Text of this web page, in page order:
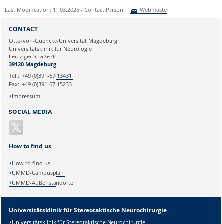
Last Modification: 11.03.2025 - Contact Person: Webmaster
Ihre E-Mailadresse:
Ihr Anliegen:
SOCIAL MEDIA
CONTACT
Otto-von-Guericke-Universität Magdeburg
Universitätsklinik für Neurologie
Leipziger Straße 44
39120 Magdeburg
Tel.: +49 (0)391-67-13431
Fax: +49 (0)391-67-15233
Impressum
How to find us
How to find us
UMMD-Campusplan
UMMD-Außenstandorte
Universitätsklinik für Stereotaktische Neurochirurgie
Universitätsklinik für Stereotaktische Neurochirurgie